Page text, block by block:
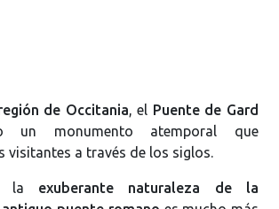
de Occitania, el Puente de Gard
un monumento atemporal que
visitantes a través de los siglos.
la exuberante naturaleza de la